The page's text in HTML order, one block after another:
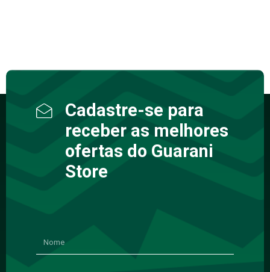
Cadastre-se para
receber as melhores
ofertas do Guarani
Store